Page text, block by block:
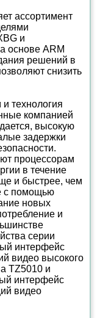
ассортимент
и
основе ARM
решений в
снизить
технология
компанией
высокую
задержки
процессорам
в течение
и быстрее, чем
с помощью
новых
и
серии
интерфейс
видео высокого
TZ5010 и
интерфейс
видео